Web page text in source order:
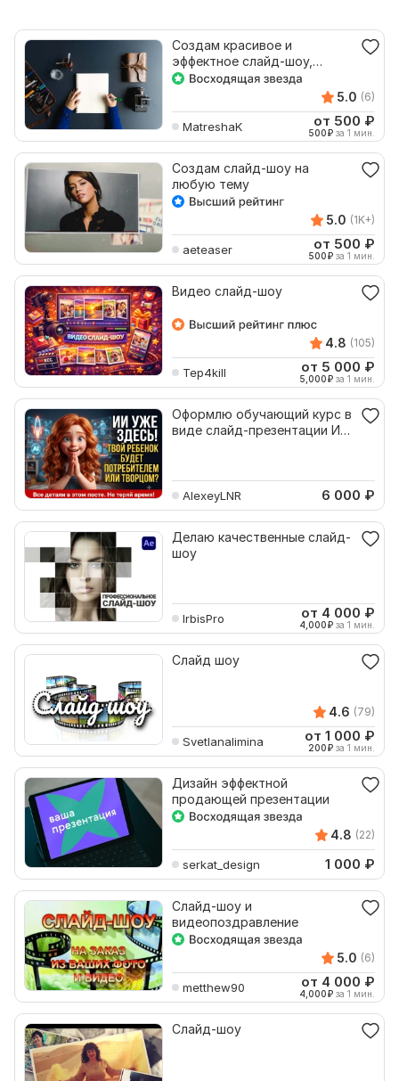
Создам красивое и
эффектное слайд-шоу,
видеопрезентацию
5.0 (6)
MatreshaK от 500 ₽
500₽ за 1 мин.
Создам слайд-шоу на
любую тему
5.0 (1K+)
aeteaser от 500 ₽
500₽ за 1 мин.
Видео слайд-шоу
4.8 (105)
Tep4kill от 5 000 ₽
5,000₽ за 1 мин.
Оформлю обучающий курс в
виде слайд-презентации ИИ
AlexeyLNR 6 000 ₽
Делаю качественные слайд-
шоу
IrbisPro от 4 000 ₽
4,000₽ за 1 мин.
Слайд шоу
4.6 (79)
Svetlanalimina от 1 000 ₽
200₽ за 1 мин.
Дизайн эффектной
продающей презентации
4.8 (22)
serkat_design 1 000 ₽
Слайд-шоу и
видеопоздравление
5.0 (6)
metthew90 от 4 000 ₽
4,000₽ за 1 мин.
Слайд-шоу